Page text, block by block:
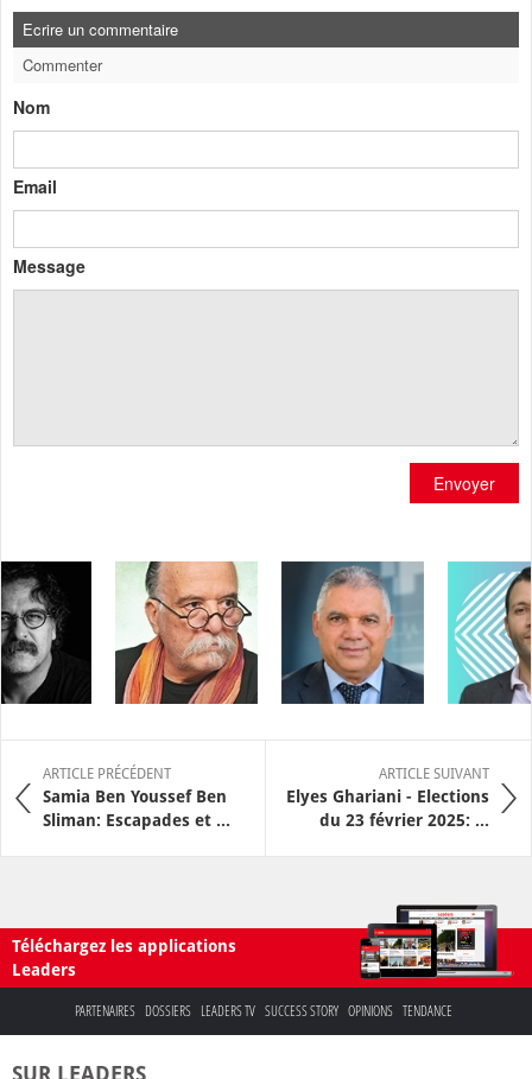
Ecrire un commentaire
Commenter
Nom
Email
Message
Envoyer
ARTICLE PRÉCÉDENT
Samia Ben Youssef Ben
Sliman: Escapades et ...
ARTICLE SUIVANT
Elyes Ghariani - Elections
du 23 février 2025: ...
Téléchargez les applications
Leaders
PARTENAIRES DOSSIERS LEADERS TV SUCCESS STORY OPINIONS TENDANCE
SUR LEADERS